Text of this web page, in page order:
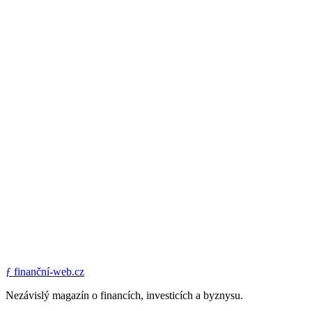
ƒ finanční-web.cz
Nezávislý magazín o financích, investicích a byznysu.